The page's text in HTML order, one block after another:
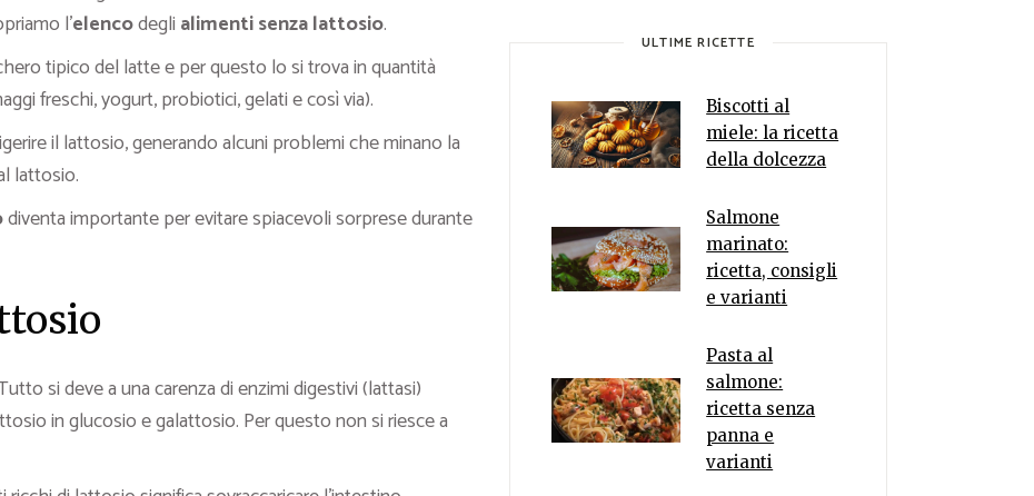
l’elencodegli alimenti senza lattosio.
tipico del latte e per questo lo si trova in quantità
freschi, yogurt, probiotici, gelati e così via).
il lattosio, generando alcuni problemi che minano la
lattosio.
diventa importante per evitare spiacevoli sorprese durante
si deve a una carenza di enzimi digestivi (lattasi)
in glucosio e galattosio. Per questo non si riesce a
ULTIME RICETTE
Biscotti al
miele: la ricetta
della dolcezza
Salmone
marinato:
ricetta, consigli
e varianti
Pasta al
salmone:
ricetta senza
panna e
varianti